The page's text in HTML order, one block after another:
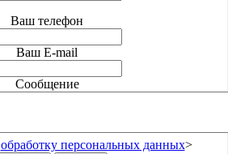
Ваш телефон
Ваш E-mail
Сообщение
обработку персональных данных>